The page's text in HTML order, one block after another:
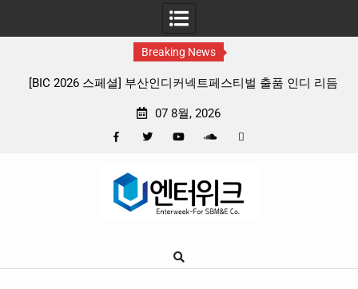
Breaking News
품 인디 리듬
판타지 케이팝 애니메이션 ‘고스트밴드’ 8월 26일(
07 8월, 2026
Google